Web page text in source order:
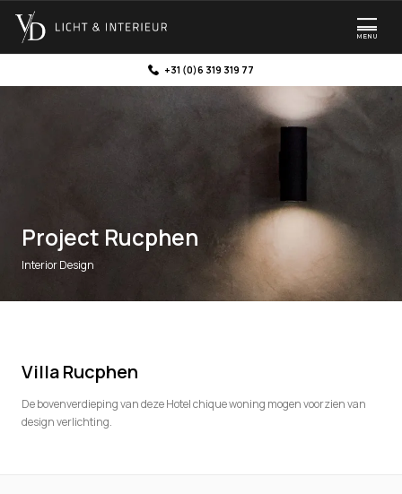
MENU
+31 (0)6 319 319 77
Project Rucphen
Interior Design
Villa Rucphen
De bovenverdieping van deze Hotel chique woning mogen voorzien van
design verlichting.